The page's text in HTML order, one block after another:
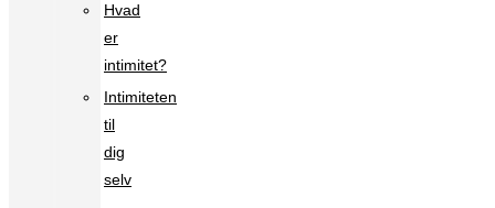
Hvad
er
intimitet?
Intimiteten
til
dig
selv